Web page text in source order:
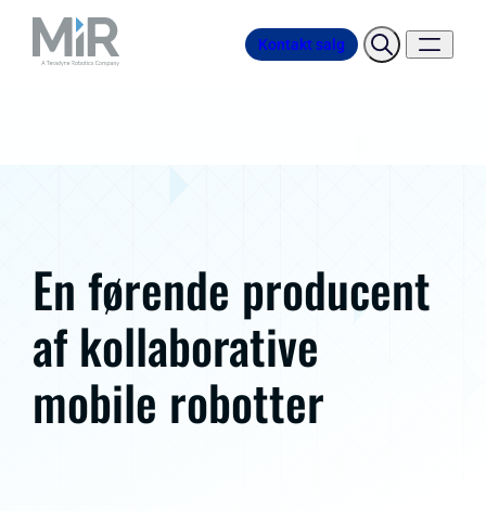
Kontakt salg
En førende producent
af kollaborative
mobile robotter